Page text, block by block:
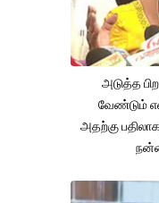
அடுத்த
வேண்டும்
அதற்கு